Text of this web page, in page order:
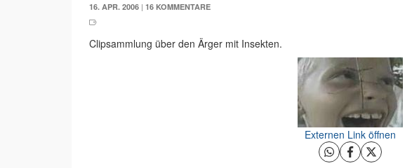
16. APR. 2006 | 16 KOMMENTARE
Clipsammlung über den Ärger mit Insekten.
Externen Link öffnen